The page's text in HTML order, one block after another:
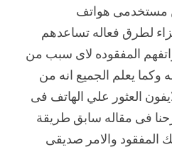
مستخدمى هواتف
لطرق فعاله تساعدهم
المفقوده لاى سبب من
وكما يعلم الجميع انه من
العثور علي الهاتف فى
فى مقاله سابق طريقة
المفقود والامر صديقى